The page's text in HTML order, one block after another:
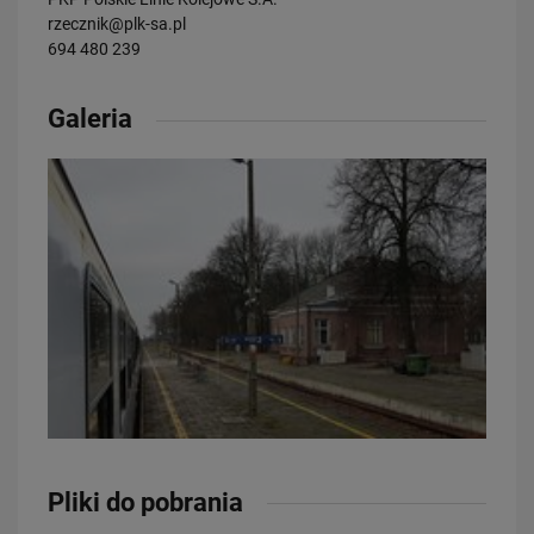
rzecznik@plk-sa.pl
694 480 239
Galeria
Pliki do pobrania
23.07.2026
Wróci ruch pasażerski między Skierniewicami a Czachówkiem - jest
umowa na…
PRZECZYTAJ
PLK SA, Politechnika Białostocka i Instytut Kolejnictwa łączą siły dla…